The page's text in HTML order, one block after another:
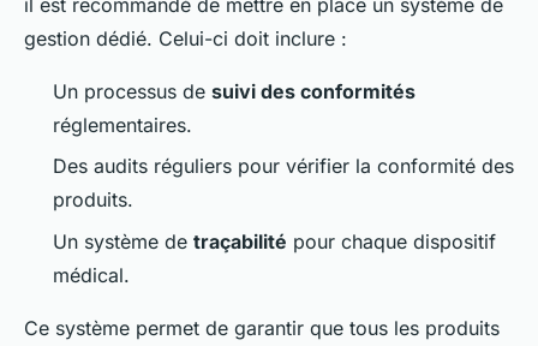
il est recommandé de mettre en place un système de
gestion dédié. Celui-ci doit inclure :
Un processus de suivi des conformités
réglementaires.
Des audits réguliers pour vérifier la conformité des
produits.
Un système de traçabilité pour chaque dispositif
médical.
Ce système permet de garantir que tous les produits